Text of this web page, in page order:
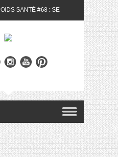
SANTÉ #68 : SE
DE MAI 2024 FEAT.
: MEAL PREP &
MY LITTLE &
D’AVRIL 2024
SANTÉ #67 : L’AVIS
QUE LA VIE DES